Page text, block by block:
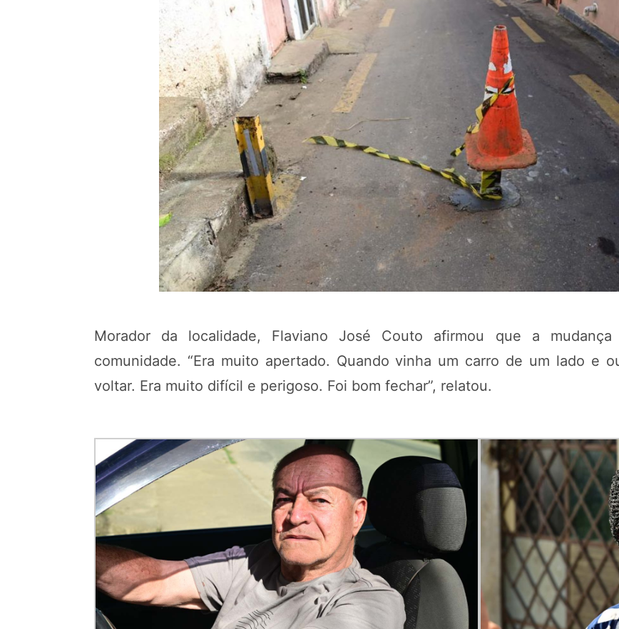
Morador da localidade, Flaviano José Couto afirmou que a
comunidade. “Era muito apertado. Quando vinha um carro de um lado e
voltar. Era muito difícil e perigoso. Foi bom fechar”, relatou.